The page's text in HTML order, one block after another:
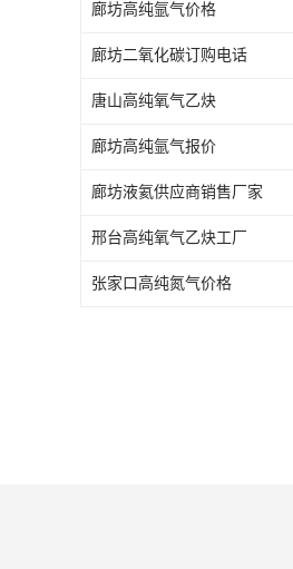
廊坊高纯氩气价格
廊坊二氧化碳订购电话
唐山高纯氧气乙炔
廊坊高纯氩气报价
廊坊液氦供应商销售厂家
邢台高纯氧气乙炔工厂
张家口高纯氮气价格